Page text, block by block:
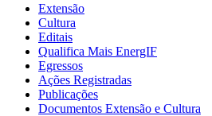
Extensão
Cultura
Editais
Qualifica Mais EnergIF
Egressos
Ações Registradas
Publicações
Documentos Extensão e Cultura